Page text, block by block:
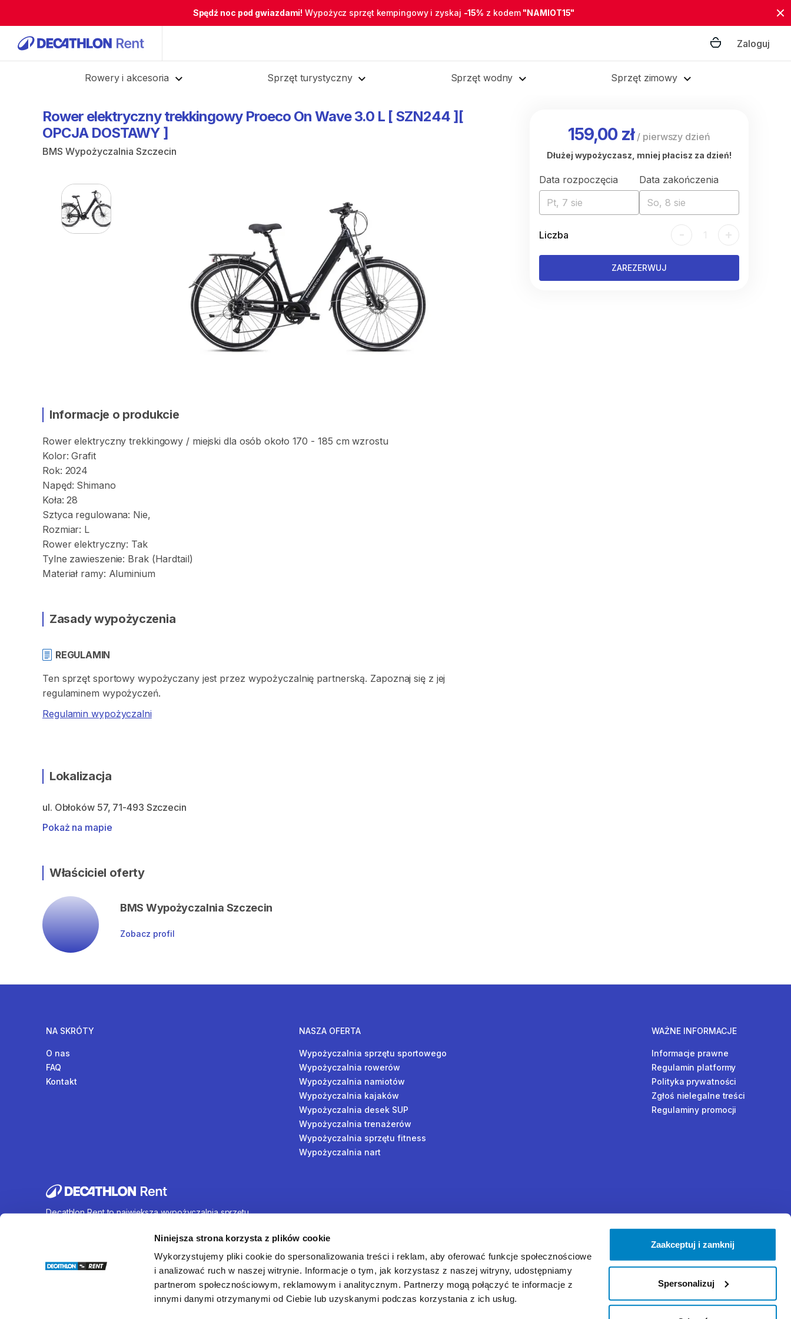
Niniejsza strona korzysta z plików cookie
Wykorzystujemy pliki cookie do spersonalizowania treści i reklam, aby oferować funkcje społecznościowe
i analizować ruch w naszej witrynie. Informacje o tym, jak korzystasz z naszej witryny, udostępniamy
partnerom społecznościowym, reklamowym i analitycznym. Partnerzy mogą połączyć te informacje z
innymi danymi otrzymanymi od Ciebie lub uzyskanymi podczas korzystania z ich usług.
Zaakceptuj i zamknij
Spersonalizuj
Spędź noc pod gwiazdami! Wypożycz sprzęt kempingowy i zyskaj -15% z kodem "NAMIOT15"
Zaloguj
Rowery i akcesoria Sprzęt turystyczny Sprzęt wodny Sprzęt zimowy
Rower elektryczny trekkingowy Proeco On Wave 3.0 L [ SZN244 ][
OPCJA DOSTAWY ]
BMS Wypożyczalnia Szczecin
Informacje o produkcie
Rower elektryczny trekkingowy ​/​ miejski dla osób około 170 - 185 cm wzrostu
Kolor: Grafit
Rok: 2024
Napęd: Shimano
Koła: 28
Sztyca regulowana: Nie​,​
Rozmiar: L
Rower elektryczny: Tak
Tylne zawieszenie: Brak (Hardtail)
Materiał ramy: Aluminium
Zasady wypożyczenia
REGULAMIN
Ten sprzęt sportowy wypożyczany jest przez wypożyczalnię partnerską. Zapoznaj się z jej
regulaminem wypożyczeń.
Regulamin wypożyczalni
Lokalizacja
ul. Obłoków 57, 71-493 Szczecin
Pokaż na mapie
Właściciel oferty
BMS Wypożyczalnia Szczecin
Zobacz profil
159,00 zł/ pierwszy dzień
Dłużej wypożyczasz, mniej płacisz za dzień!
Data rozpoczęcia
Pt, 7 sie
Data zakończenia
So, 8 sie
Liczba - 1 +
ZAREZERWUJ
NA SKRÓTY
O nas
FAQ
Kontakt
NASZA OFERTA
Wypożyczalnia sprzętu sportowego
Wypożyczalnia rowerów
Wypożyczalnia namiotów
Wypożyczalnia kajaków
Wypożyczalnia desek SUP
Wypożyczalnia trenażerów
Wypożyczalnia sprzętu fitness
Wypożyczalnia nart
WAŻNE INFORMACJE
Informacje prawne
Regulamin platformy
Polityka prywatności
Zgłoś nielegalne treści
Regulaminy promocji
Decathlon Rent to największa wypożyczalnia sprzętu
wynajem rowerów, sprzętu turystycznego, sprzętu do